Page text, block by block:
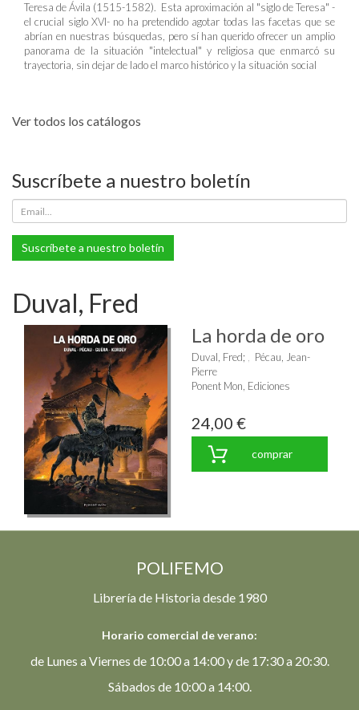
Teresa de Ávila (1515-1582). Esta aproximación al "siglo de Teresa" -
el crucial siglo XVI- no ha pretendido agotar todas las facetas que se
abrían en nuestras búsquedas, pero sí han querido ofrecer un amplio
panorama de la situación "intelectual" y religiosa que enmarcó su
trayectoria, sin dejar de lado el marco histórico y la situación social
Ver todos los catálogos
Suscríbete a nuestro boletín
Suscríbete a nuestro boletín
Duval, Fred
La horda de oro
Duval, Fred;
Pécau, Jean-
Pierre
Ponent Mon, Ediciones
24,00 €
comprar
POLIFEMO
Librería de Historia desde 1980
Horario comercial de verano:
de Lunes a Viernes de 10:00 a 14:00 y de 17:30 a 20:30.
Sábados de 10:00 a 14:00.